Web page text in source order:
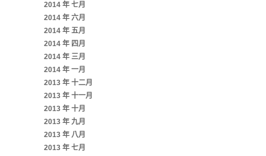
2014 年 七月
2014 年 六月
2014 年 五月
2014 年 四月
2014 年 三月
2014 年 一月
2013 年 十二月
2013 年 十一月
2013 年 十月
2013 年 九月
2013 年 八月
2013 年 七月